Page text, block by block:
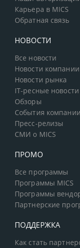
Карьера в MICS
Обратная связь
НОВОСТИ
Все новости
Новости компании
Новости рынка
IT-ресные новости
Обзоры
События компании
Пресс-релизы
СМИ о MICS
ПРОМО
Все программы
Программы MICS
Программы
Партнерские
ПОДДЕРЖКА
Как стать